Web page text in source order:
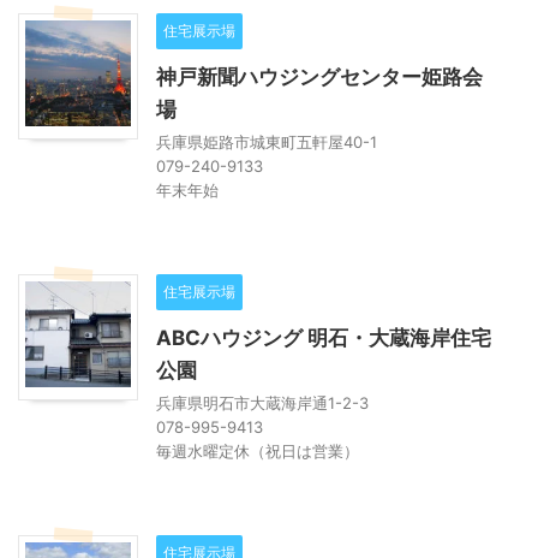
住宅展示場
神戸新聞ハウジングセンター姫路会
場
兵庫県姫路市城東町五軒屋40-1
079-240-9133
年末年始
住宅展示場
ABCハウジング 明石・大蔵海岸住宅
公園
兵庫県明石市大蔵海岸通1-2-3
078-995-9413
毎週水曜定休（祝日は営業）
住宅展示場